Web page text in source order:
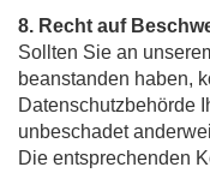
8. Recht auf
Sollten Sie an
beanstanden haben,
Datenschutzbehörde
unbeschadet
Die entsprechenden